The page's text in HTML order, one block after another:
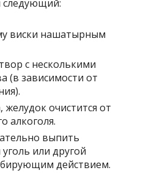
следующий:
виски нашатырным
с несколькими
(в зависимости от
очистится от
алкоголя.
выпить
или другой
действием.